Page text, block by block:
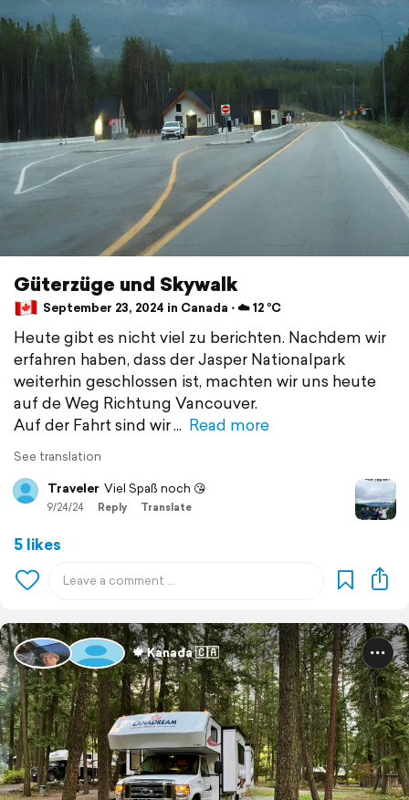
Güterzüge und Skywalk
September 23, 2024 in Canada ⋅ ☁️ 12 °C
Heute gibt es nicht viel zu berichten. Nachdem wir
erfahren haben, dass der Jasper Nationalpark
weiterhin geschlossen ist, machten wir uns heute
auf de Weg Richtung Vancouver.
Auf der Fahrt sind wir
Read more
See translation
Traveler Viel Spaß noch 😘
9/24/24 Reply Translate
5 likes
🍁 Kanada 🇨🇦